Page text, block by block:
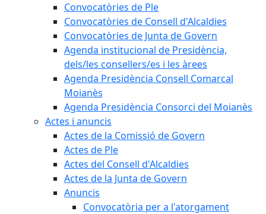
Convocatòries de Ple
Convocatòries de Consell d'Alcaldies
Convocatòries de Junta de Govern
Agenda institucional de Presidència,
dels/les consellers/es i les àrees
Agenda Presidència Consell Comarcal
Moianès
Agenda Presidència Consorci del Moianès
Actes i anuncis
Actes de la Comissió de Govern
Actes de Ple
Actes del Consell d'Alcaldies
Actes de la Junta de Govern
Anuncis
Convocatòria per a l'atorgament